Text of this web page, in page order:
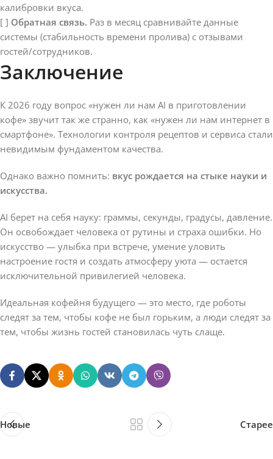
калибровки вкуса.
[ ] Обратная связь. Раз в месяц сравнивайте данные
системы (стабильность времени пролива) с отзывами
гостей/сотрудников.
Заключение
К 2026 году вопрос «нужен ли нам AI в приготовлении
кофе» звучит так же странно, как «нужен ли нам интернет в
смартфоне». Технологии контроля рецептов и сервиса стали
невидимым фундаментом качества.
Однако важно помнить: вкус рождается на стыке науки и
искусства.
AI берет на себя науку: граммы, секунды, градусы, давление.
Он освобождает человека от рутины и страха ошибки. Но
искусство — улыбка при встрече, умение уловить
настроение гостя и создать атмосферу уюта — остается
исключительной привилегией человека.
Идеальная кофейня будущего — это место, где роботы
следят за тем, чтобы кофе не был горьким, а люди следят за
тем, чтобы жизнь гостей становилась чуть слаще.
Новые Старее